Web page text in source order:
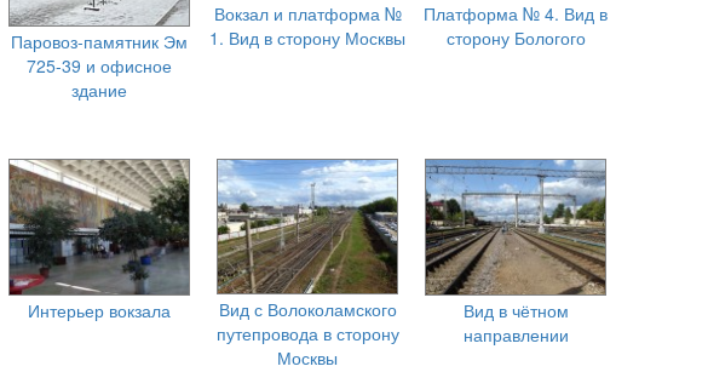
Паровоз-памятник Эм
725-39 и офисное
здание
Вокзал и платформа №
1. Вид в сторону Москвы
Платформа № 4. Вид в
сторону Бологого
Интерьер вокзала
Вид с Волоколамского
путепровода в сторону
Москвы
Вид в чётном
направлении